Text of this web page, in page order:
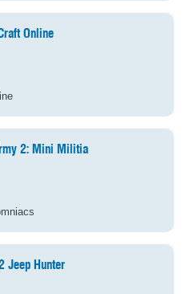
Online
2: Mini Militia
2 Jeep Hunter